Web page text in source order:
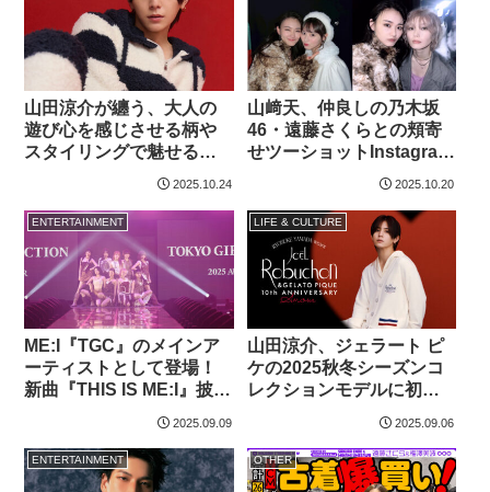
山田涼介が纏う、大人の
遊び心を感じさせる柄や
スタイリングで魅せる冬
の新作ルームウェア公開
2025.10.24
山﨑天、仲良しの乃木坂
46・遠藤さくらとの頬寄
せツーショットInstagram
に掲載！藤吉夏鈴とのツ
2025.10.20
ENTERTAINMENT
ME:I『TGC』のメインア
ーティストとして登場！
新曲『THIS IS ME:I』披露
2025.09.09
LIFE & CULTURE
山田涼介、ジェラート ピ
ケの2025秋冬シーズンコ
レクションモデルに初起
を公式インスタで…
2025.09.06
ENTERTAINMENT OTHER